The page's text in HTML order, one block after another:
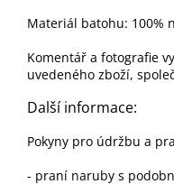
Materiál batohu: 100%
Komentář a fotografie
uvedeného zboží,
Další informace:
Pokyny pro údržbu a
- praní naruby s